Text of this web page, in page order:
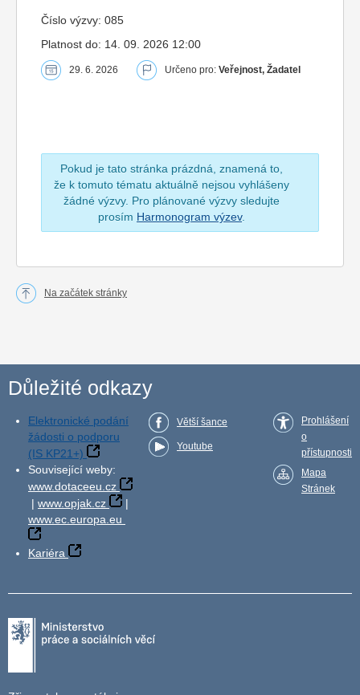
Číslo výzvy: 085
Platnost do: 14. 09. 2026 12:00
29. 6. 2026 Určeno pro: Veřejnost, Žadatel
Pokud je tato stránka prázdná, znamená to,
že k tomuto tématu aktuálně nejsou vyhlášeny
žádné výzvy. Pro plánované výzvy sledujte
prosím Harmonogram výzev.
Na začátek stránky
Důležité odkazy
Elektronické podání
žádosti o podporu
(IS KP21+)
Související weby:
www.dotaceeu.cz
| www.opjak.cz
|
www.ec.europa.eu
Kariéra
Větší šance
Youtube
Prohlášení
o
přístupnosti
Mapa
Stránek